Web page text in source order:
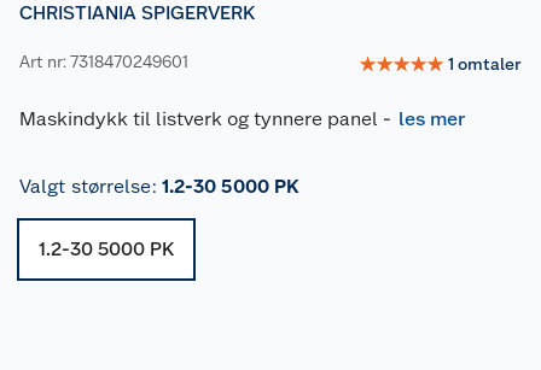
CHRISTIANIA SPIGERVERK
Art nr: 7318470249601 ☆☆☆☆☆ 1 omtaler
Maskindykk til listverk og tynnere panel - les mer
Valgt størrelse: 1.2-30 5000 PK
1.2-30 5000 PK